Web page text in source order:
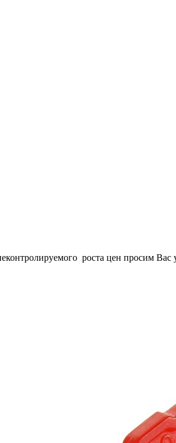
роста цен просим